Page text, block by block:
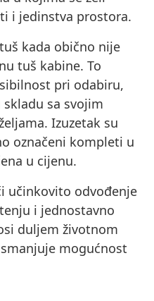
i jedinstva prostora.
kada obično nije
tuš kabine. To
pri odabiru,
sa svojim
Izuzetak su
označeni kompleti u
u cijenu.
učinkovito odvođenje
i jednostavno
duljem životnom
mogućnost